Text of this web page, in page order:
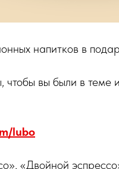
напитков в
чтобы вы были в теме
lubo
«Двойной